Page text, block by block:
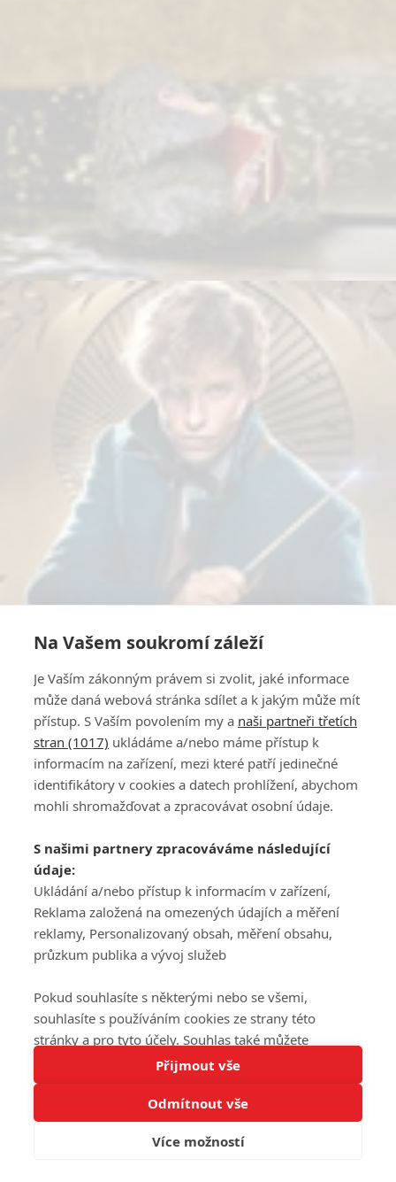
Tato stránka používá soubory cookies.
Rozumím
Na Vašem soukromí záleží
Je Vaším zákonným právem si zvolit, jaké informace
může daná webová stránka sdílet a k jakým může mít
přístup. S Vaším povolením my a naši partneři třetích
stran (1017) ukládáme a/nebo máme přístup k
informacím na zařízení, mezi které patří jedinečné
identifikátory v cookies a datech prohlížení, abychom
mohli shromažďovat a zpracovávat osobní údaje.
S našimi partnery zpracováváme následující
údaje:
Ukládání a/nebo přístup k informacím v zařízení,
Reklama založená na omezených údajích a měření
reklamy, Personalizovaný obsah, měření obsahu,
průzkum publika a vývoj služeb
Pokud souhlasíte s některými nebo se všemi,
souhlasíte s používáním cookies ze strany této
stránky a pro tyto účely. Souhlas také můžete
odmítnout, ale v takovém případě vám na stránce
nebudou k dispozici některé personalizované funkce.
Vaše volby souhlasu se budou vztahovat pouze na
tuto webovou stránku. Vaše nastavení a odvolání
souhlasu můžete kdykoli změnit na stránce s
Přijmout vše
Odmítnout vše
Více možností